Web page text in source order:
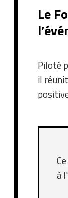
Le
Piloté
il
à